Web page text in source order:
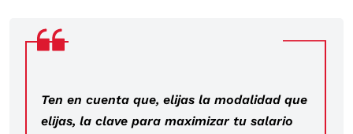
Ten en cuenta que, elijas la modalidad que
elijas, la clave para maximizar tu salario